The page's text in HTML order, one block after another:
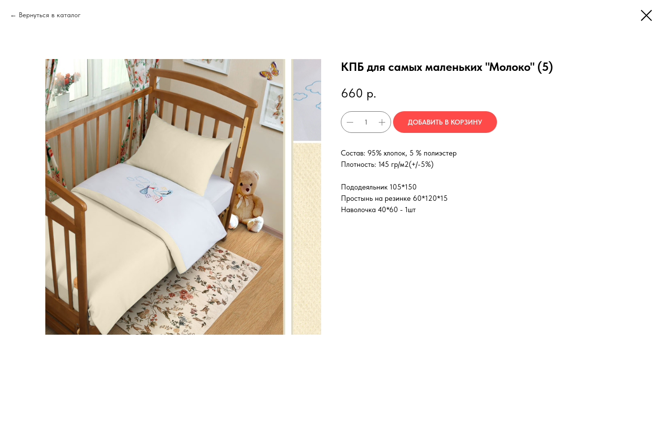
Вернуться в каталог
КПБ для самых маленьких "Молоко" (5)
660 р.
ДОБАВИТЬ В КОРЗИНУ
Состав: 95% хлопок, 5 % полиэстер
Плотность: 145 гр/м2(+/-5%)
Пододеяльник 105*150
Простынь на резинке 60*120*15
Наволочка 40*60 - 1шт